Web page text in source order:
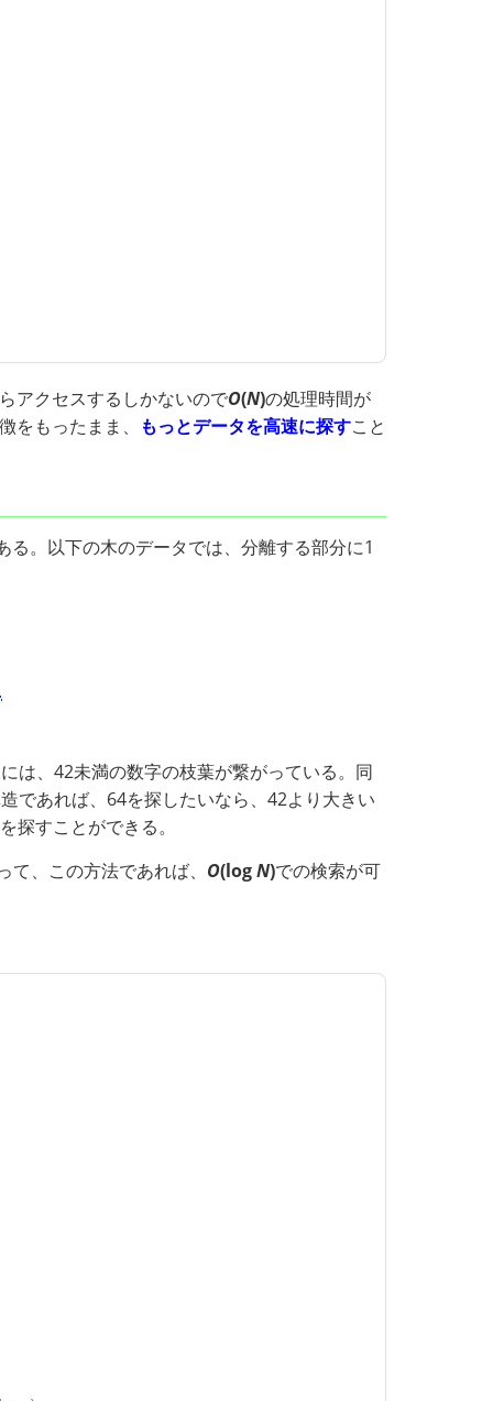
アクセスするしかないのでO(N)の処理時間が
もったまま、
もっとデータを高速に探すこと
る。以下の木のデータでは、分離する部分に1
は、42未満の数字の枝葉が繋がっている。同
であれば、64を探したいなら、42より大きい
すことができる。
、この方法であれば、 O(logN)での検索が可